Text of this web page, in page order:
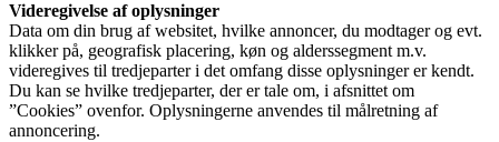
Videregivelse af oplysninger
Data om din brug af websitet, hvilke annoncer, du modtager og evt.
klikker på, geografisk placering, køn og alderssegment m.v.
videregives til tredjeparter i det omfang disse oplysninger er kendt.
Du kan se hvilke tredjeparter, der er tale om, i afsnittet om
”Cookies” ovenfor. Oplysningerne anvendes til målretning af
annoncering.